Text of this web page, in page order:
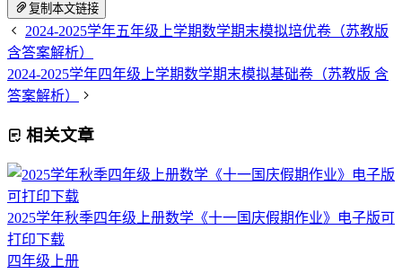
复制本文链接
2024-2025学年五年级上学期数学期末模拟培优卷（苏教版
含答案解析）
2024-2025学年四年级上学期数学期末模拟基础卷（苏教版 含
答案解析）
相关文章
2025学年秋季四年级上册数学《十一国庆假期作业》电子版可
打印下载
四年级上册